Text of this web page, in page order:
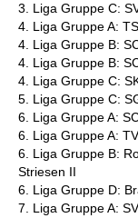
3. Liga Gruppe C:
4. Liga Gruppe A:
4. Liga Gruppe B:
4. Liga Gruppe B:
4. Liga Gruppe C:
5. Liga Gruppe C:
6. Liga Gruppe A:
6. Liga Gruppe A:
6. Liga Gruppe B:
Striesen II
6. Liga Gruppe D:
7. Liga Gruppe A: